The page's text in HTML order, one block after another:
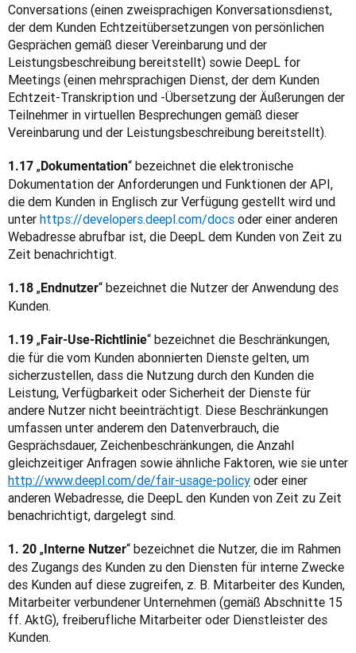
Conversations (einen zweisprachigen Konversationsdienst,
der dem Kunden Echtzeitübersetzungen von persönlichen
Gesprächen gemäß dieser Vereinbarung und der
Leistungsbeschreibung bereitstellt) sowie DeepL for
Meetings (einen mehrsprachigen Dienst, der dem Kunden
Echtzeit-Transkription und -Übersetzung der Äußerungen der
Teilnehmer in virtuellen Besprechungen gemäß dieser
Vereinbarung und der Leistungsbeschreibung bereitstellt).
1.17 „Dokumentation“ bezeichnet die elektronische
Dokumentation der Anforderungen und Funktionen der API,
die dem Kunden in Englisch zur Verfügung gestellt wird und
unter https://developers.deepl.com/docs oder einer anderen
Webadresse abrufbar ist, die DeepL dem Kunden von Zeit zu
Zeit benachrichtigt.
1.18 „Endnutzer“ bezeichnet die Nutzer der Anwendung des
Kunden.
1.19 „Fair-Use-Richtlinie“ bezeichnet die Beschränkungen,
die für die vom Kunden abonnierten Dienste gelten, um
sicherzustellen, dass die Nutzung durch den Kunden die
Leistung, Verfügbarkeit oder Sicherheit der Dienste für
andere Nutzer nicht beeinträchtigt. Diese Beschränkungen
umfassen unter anderem den Datenverbrauch, die
Gesprächsdauer, Zeichenbeschränkungen, die Anzahl
http://www.deepl.com/de/fair-usage-policy oder einer
anderen Webadresse, die DeepL den Kunden von Zeit zu Zeit
benachrichtigt, dargelegt sind.
1. 20 „Interne Nutzer“ bezeichnet die Nutzer, die im Rahmen
des Zugangs des Kunden zu den Diensten für interne Zwecke
des Kunden auf diese zugreifen, z. B. Mitarbeiter des Kunden,
Mitarbeiter verbundener Unternehmen (gemäß Abschnitte 15
ff. AktG), freiberufliche Mitarbeiter oder Dienstleister des
Kunden.